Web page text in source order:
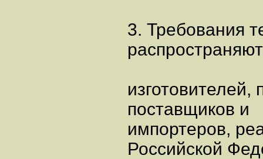
3. Требования
изготовителей,
поставщиков и
импортеров,
Российской